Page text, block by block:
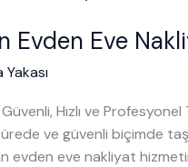
Evden Eve
Hızlı ve
ve güvenli biçimde
evden eve nakliyat